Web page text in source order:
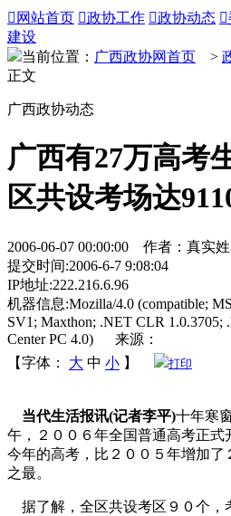
 网站首页 政协工作 政协动态 
建设
当前位置： 广西政协网首页 >
正文
广西政协动态
广西有27万高考
区共设考场达
2006-06-07 00:00:00 作者：真实
提交时间:2006-6-7 9:08:04
IP地址:222.216.6.96
机器信息:Mozilla/4.0 (compatible;
SV1; Maxthon; .NET CLR 1.0.3705;
Center PC 4.0) 来源：
【字体：
大 中 小 】 打印
当代生活报讯(记者李平)十年寒
午，２００６年全国普通高考正式
今年的高考，比２００５年增加
之最。
据了解，全区共设考区９０个，